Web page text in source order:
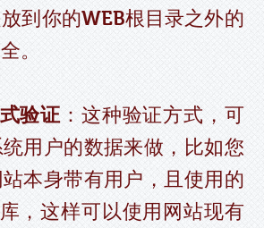
到你的WEB根目录之外的
。
验证 ：这种验证方式，可
用户的数据来做，比如您
本身带有用户，且使用的
，这样可以使用网站现有